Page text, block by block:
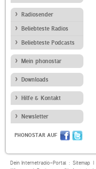
Radiosender
Beliebteste Radios
Beliebteste Podcasts
Mein phonostar
Downloads
Hilfe & Kontakt
Newsletter
PHONOSTAR AUF
Dein Internetradio-Portal : Sitemap|